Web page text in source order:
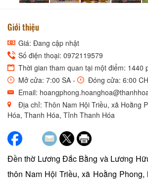
Giới thiệu
Giá: Đang cập nhật
Số điện thoại: 0972119579
Thời gian tham quan tại một điểm: 1440
Mở cửa: 7:00 SA -
Đóng cửa: 6:00 CH
Email:
Địa chỉ: Thôn Nam Hội Triều, xã Hoằng
Hóa, Thanh Hóa, Tỉnh Thanh Hóa
Đền thờ Lương Đắc Bằng và Lương
thôn Nam Hội Triều, xã Hoằng Phong,